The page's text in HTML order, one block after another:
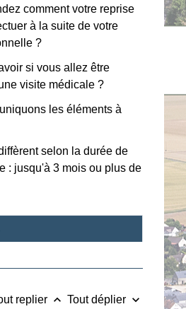
comment votre reprise
à la suite de votre
?
si vous allez être
visite médicale ?
les éléments à
selon la durée de
: jusqu'à 3 mois ou plus de
replier keyboard_arrow_up Tout déplier keyboard_arrow_down